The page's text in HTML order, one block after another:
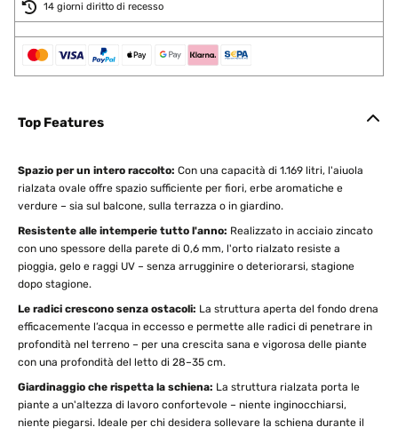
14 giorni diritto di recesso
Top Features
Spazio per un intero raccolto: Con una capacità di 1.169 litri, l'aiuola
rialzata ovale offre spazio sufficiente per fiori, erbe aromatiche e
verdure – sia sul balcone, sulla terrazza o in giardino.
Resistente alle intemperie tutto l'anno: Realizzato in acciaio zincato
con uno spessore della parete di 0,6 mm, l'orto rialzato resiste a
pioggia, gelo e raggi UV – senza arrugginire o deteriorarsi, stagione
dopo stagione.
Le radici crescono senza ostacoli: La struttura aperta del fondo drena
efficacemente l’acqua in eccesso e permette alle radici di penetrare in
profondità nel terreno – per una crescita sana e vigorosa delle piante
con una profondità del letto di 28–35 cm.
Giardinaggio che rispetta la schiena: La struttura rialzata porta le
piante a un'altezza di lavoro confortevole – niente inginocchiarsi,
niente piegarsi. Ideale per chi desidera sollevare la schiena durante il